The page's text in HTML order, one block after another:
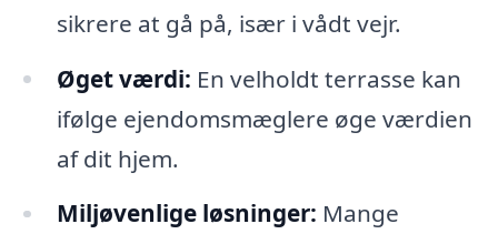
sikrere at gå på, især i vådt vejr.
Øget værdi: En velholdt terrasse kan
ifølge ejendomsmæglere øge værdien
af dit hjem.
Miljøvenlige løsninger: Mange